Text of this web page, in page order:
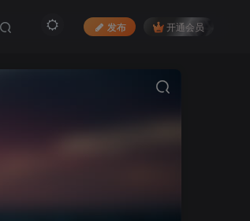
发布 开通会员